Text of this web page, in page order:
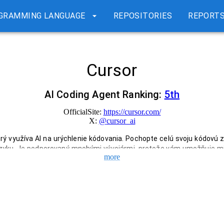
LANGUAGE REPOSITORIES
Cursor
AI Coding Agent Ranking: 5th
OfficialSite: https://cursor.com/
X: @cursor_ai
využíva AI na urýchlenie kódovania. Pochopte celú svoju kódovú
Je podporovaný mnohými vývojármi, pretože vám umožňuje
more